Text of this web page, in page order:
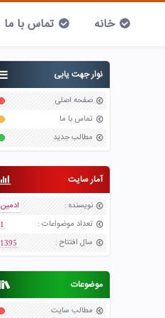
خانه تماس با ما
نوار جهت یابی
صفحه اصلی
تماس با ما
مطالب جدید
آمار سایت
نویسنده :
ادمین
تعداد موضواعات :
1
سال افتتاح :
1395
موضوعات
مطالب سایت